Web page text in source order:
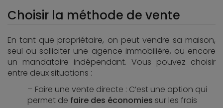
Choisir la méthode de vente
En tant que propriétaire, on peut vendre sa maison,
seul ou solliciter une agence immobilière, ou encore
un mandataire indépendant. Vous pouvez choisir
entre deux situations :
Faire une vente directe : C’est une option qui
permet de faire des économies sur les frais